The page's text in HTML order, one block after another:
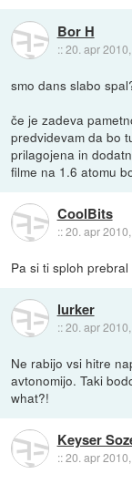
Bor H
::20. apr
smo dans slabo
če je zadeva
predvidevam da bo
prilagojena in
filme na 1.6 atomu
CoolBits
::20. apr
Pa si ti sploh
lurker
::20. apr
Ne rabijo vsi hitre
avtonomijo. Taki
what?!
Keyser
::20. apr